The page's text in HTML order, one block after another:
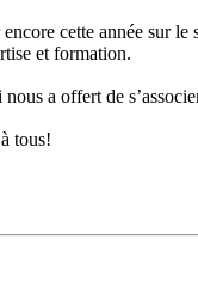
cette année sur
et formation.
a offert de
tous!